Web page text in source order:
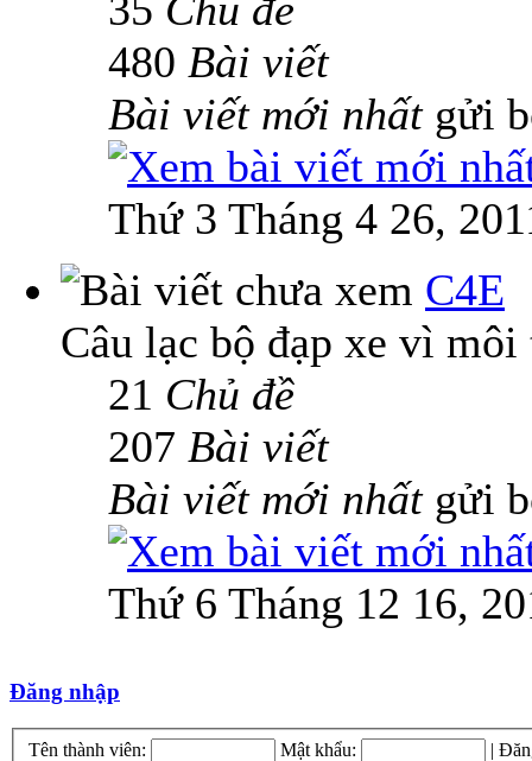
35 Chủ đề
480 Bài viết
Bài viết mới nhấtgửi
Thứ 3 Tháng 4 26,
C4E
Câu lạc bộ đạp xe vì
21 Chủ đề
207 Bài viết
Bài viết mới nhấtgửi
Thứ 6 Tháng 12 16,
Đăng nhập
Tên thành viên: Mật khẩu: |